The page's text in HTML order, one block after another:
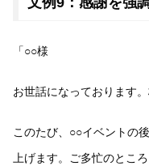
「○○様
お世話になっております
このたび、○○イベントの
上げます。ご多忙のとこ